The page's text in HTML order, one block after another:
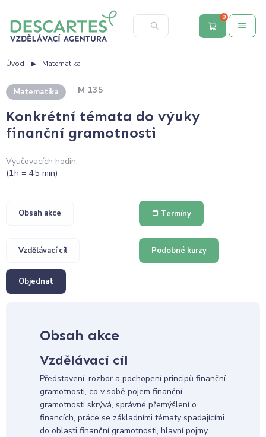
0
Úvod Matematika
Matematika M 135
Konkrétní témata do výuky
finanční gramotnosti
Vyučovacích hodin:
(1h = 45 min)
Obsah akce Termíny
Vzdělávací cíl Podobné kurzy
Objednat
Obsah akce
Vzdělávací cíl
Představení, rozbor a pochopení principů finanční
gramotnosti, co v sobě pojem finanční
gramotnosti skrývá, správné přemýšlení o
financích, práce se základními tématy spadajícími
do oblasti finanční gramotnosti, hlavní pojmy,